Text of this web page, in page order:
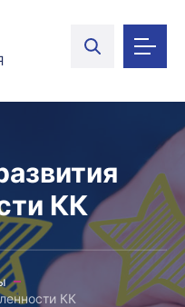
КК
КК